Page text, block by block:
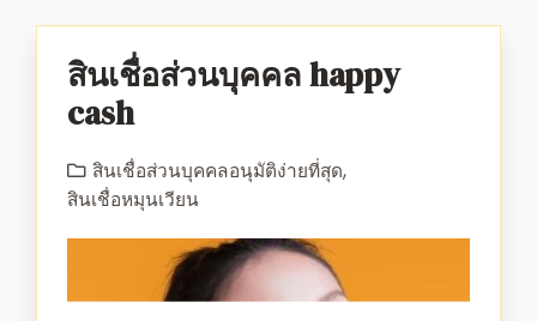
สินเชื่อส่วนบุคคล happy
cash
สินเชื่อส่วนบุคคลอนุมัติง่ายที่สุด,
สินเชื่อหมุนเวียน